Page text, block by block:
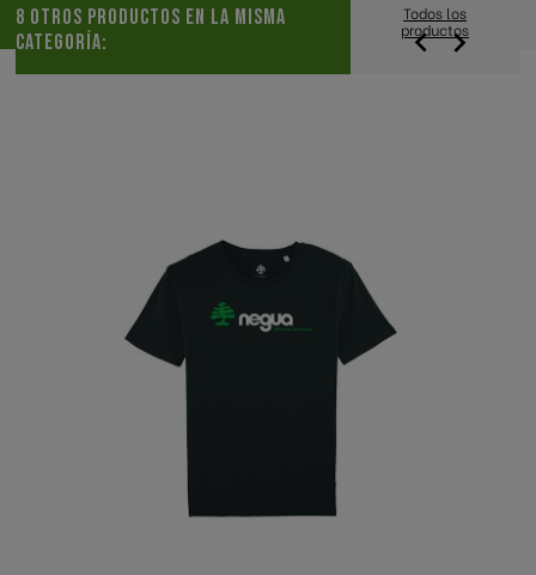
8 OTROS PRODUCTOS EN LA MISMA
CATEGORÍA:
Todos los
productos
